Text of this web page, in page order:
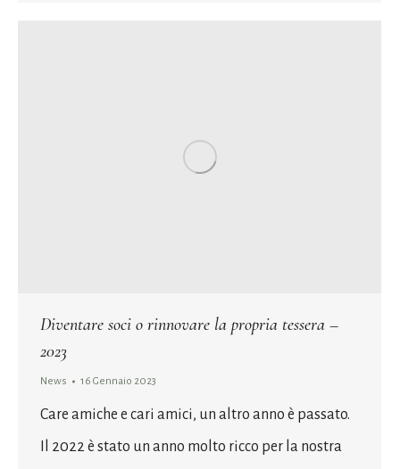
Diventare soci o rinnovare la propria tessera –
2023
News 16 Gennaio 2023
Care amiche e cari amici, un altro anno è passato.
Il 2022 è stato un anno molto ricco per la nostra